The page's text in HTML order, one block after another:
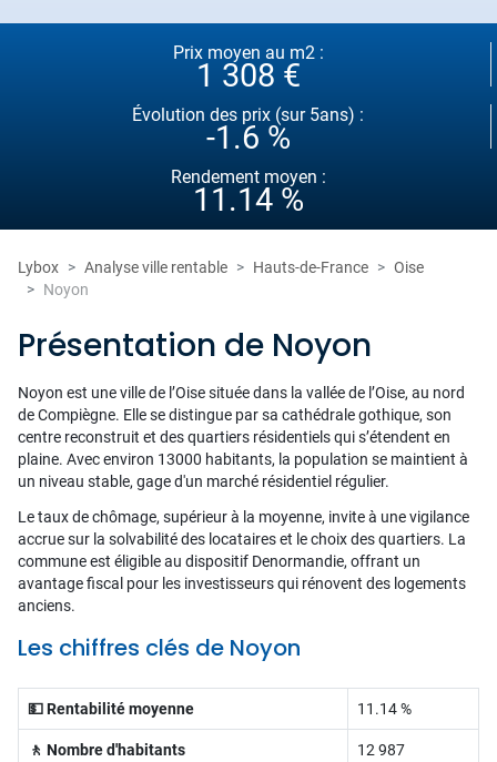
Prix moyen au m2 :
1 308 €
Évolution des prix (sur 5ans) :
-1.6 %
Rendement moyen :
11.14 %
Lybox Analyse ville rentable Hauts-de-France
Oise
Noyon
Présentation de Noyon
Noyon est une ville de l’Oise située dans la vallée de l’Oise, au nord
de Compiègne. Elle se distingue par sa cathédrale gothique, son
centre reconstruit et des quartiers résidentiels qui s’étendent en
plaine. Avec environ 13000 habitants, la population se maintient à
un niveau stable, gage d'un marché résidentiel régulier.
Le taux de chômage, supérieur à la moyenne, invite à une vigilance
accrue sur la solvabilité des locataires et le choix des quartiers. La
commune est éligible au dispositif Denormandie, offrant un
avantage fiscal pour les investisseurs qui rénovent des logements
anciens.
Les chiffres clés de Noyon
💵 Rentabilité moyenne 11.14 %
🚶 Nombre d'habitants 12 987